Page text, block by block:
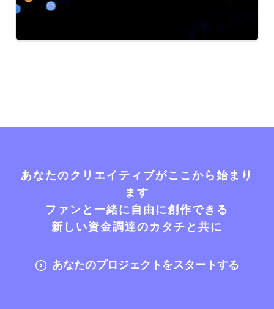
あなたのクリエイティブがここから始まり
ます
ファンと一緒に自由に創作できる
新しい資金調達のカタチと共に
あなたのプロジェクトをスタートする